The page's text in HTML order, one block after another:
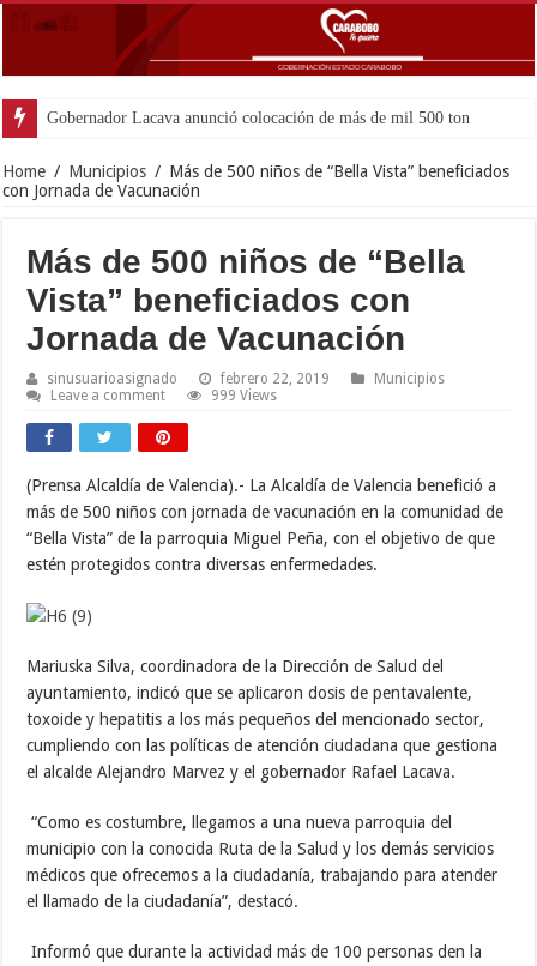
Home / Municipios / Más de 500 niños de “Bella Vista” beneficiados
con Jornada de Vacunación
Más de 500 niños de “Bella
Vista” beneficiados con
Jornada de Vacunación
sinusuarioasignado febrero 22, 2019
Municipios
Leave a comment
999 Views
(Prensa Alcaldía de Valencia).- La Alcaldía de Valencia benefició a
más de 500 niños con jornada de vacunación en la comunidad de
“Bella Vista” de la parroquia Miguel Peña, con el objetivo de que
estén protegidos contra diversas enfermedades.
Mariuska Silva, coordinadora de la Dirección de Salud del
ayuntamiento, indicó que se aplicaron dosis de pentavalente,
toxoide y hepatitis a los más pequeños del mencionado sector,
cumpliendo con las políticas de atención ciudadana que gestiona
el alcalde Alejandro Marvez y el gobernador Rafael Lacava.
“Como es costumbre, llegamos a una nueva parroquia del
municipio con la conocida Ruta de la Salud y los demás servicios
médicos que ofrecemos a la ciudadanía, trabajando para atender
el llamado de la ciudadanía”, destacó.
Informó que durante la actividad más de 100 personas den la